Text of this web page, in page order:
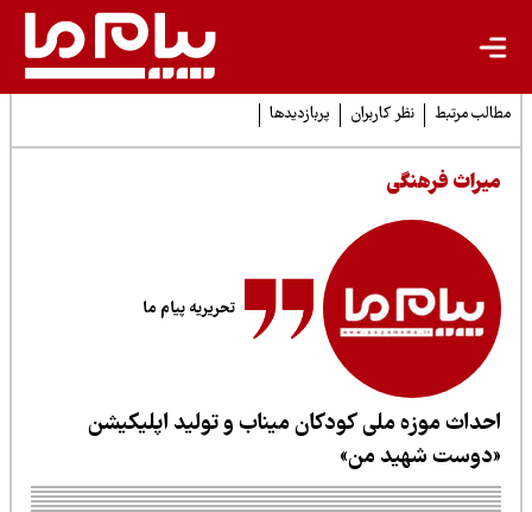
مرتبط نظر کاربران پربازدیدها
فرهنگی
تحریریه پیام ما
موزه ملی کودکان میناب و تولید اپلیکیشن
شهید من»